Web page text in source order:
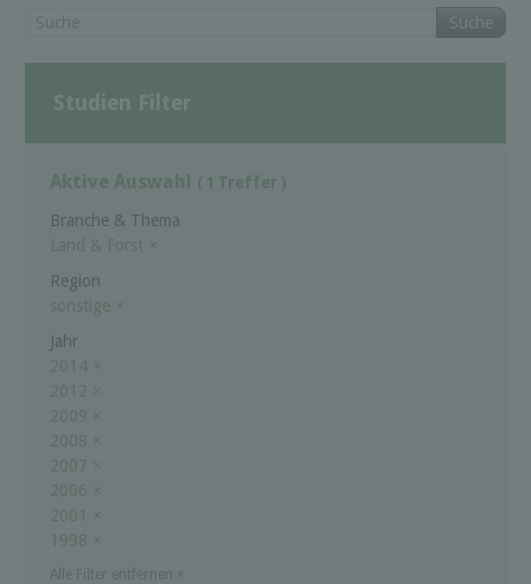
Suche
Studien Filter
Aktive Auswahl ( 1 Treffer )
Branche & Thema
Land & Forst ×
Region
sonstige ×
Jahr
2014 ×
2012 ×
2009 ×
2008 ×
2007 ×
2006 ×
2001
×
1998 ×